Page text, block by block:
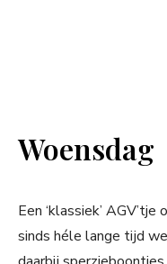
Woensdag
Een ‘klassiek’
sinds héle lange tijd